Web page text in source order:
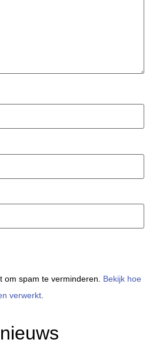
om spam te verminderen. Bekijk hoe
verwerkt